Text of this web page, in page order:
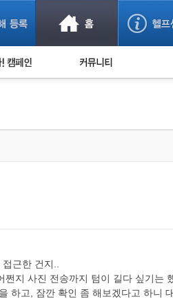
사기 예방했어요!
근한 건지..
지 사진 전송까지 텀이 길다 싶기는
하고, 잠깐 확인 좀 해보겠다고 하니